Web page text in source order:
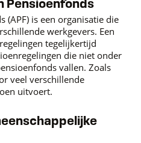
Pensioenfonds
(APF) is een organisatie die
werkgevers. Een
tegelijkertijd
die niet onder
vallen. Zoals
veel verschillende
uitvoert.